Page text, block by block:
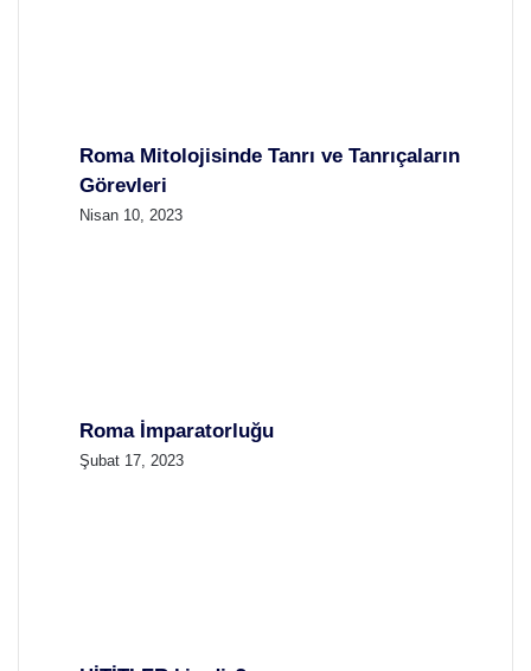
Roma Mitolojisinde Tanrı ve Tanrıçaların
Görevleri
Nisan 10, 2023
Roma İmparatorluğu
Şubat 17, 2023